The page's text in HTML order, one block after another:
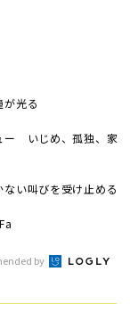
光る
ー いじめ、孤独、家
い叫びを受け止める
by